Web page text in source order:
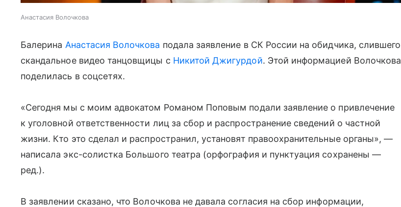
Анастасия Волочкова
Балерина Анастасия Волочкова подала заявление в СК России на обидчика, слившего
скандальное видео танцовщицы с Никитой Джигурдой. Этой информацией Волочкова
поделилась в соцсетях.
«Сегодня мы с моим адвокатом Романом Поповым подали заявление о привлечение
к уголовной ответственности лиц за сбор и распространение сведений о частной
жизни. Кто это сделал и распространил, установят правоохранительные органы», —
написала экс-солистка Большого театра (орфография и пунктуация сохранены —
ред.).
В заявлении сказано, что Волочкова не давала согласия на сбор информации,